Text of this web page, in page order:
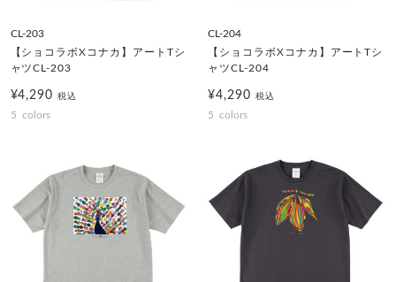
CL-203
【ショコラボXコナカ】アートTシ
ャツCL-203
¥4,290税込
5 colors
CL-204
【ショコラボXコナカ】アートTシ
ャツCL-204
¥4,290 税込
5 colors